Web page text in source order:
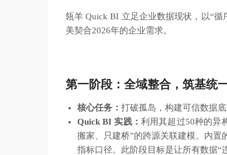
瓴羊 Quick BI 立足企业数据现状，以“
美契合2026年的企业需求。
第一阶段：全域整合，筑基统
核心任务： 打破孤岛，构建可信数据底
Quick BI 实践： 利用其超过50种的异
搬家、只建桥”的跨源关联建模。内
指标口径。此阶段目标是让所有数据“